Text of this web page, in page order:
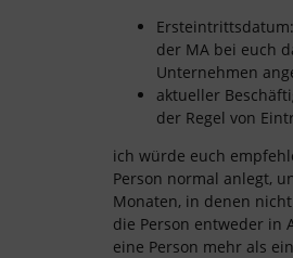
der MA bei euch
Unternehmen
aktueller
der Regel von
ich würde euch
Person normal anlegt,
Monaten, in denen
die Person entweder in
eine Person mehr als